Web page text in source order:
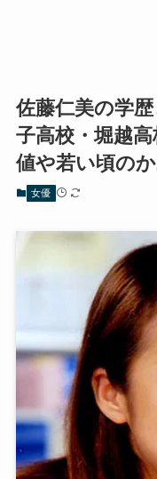
佐藤仁美の学
子高校・堀越
値や若い頃の
女優